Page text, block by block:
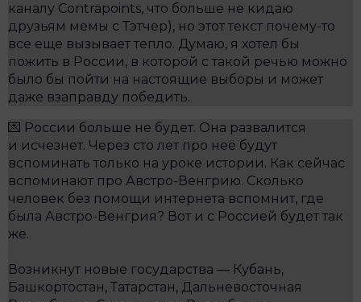
каналу Contrapoints, что больше не кидаю
друзьям мемы с Тэтчер), но этот текст почему-то
все еще вызывает тепло. Думаю, я хотел бы
пожить в России, в которой с такой речью можно
было бы пойти на настоящие выборы и может
даже взаправду победить.
💌 России больше не будет. Она развалится
и исчезнет. Через сто лет про неё будут
вспоминать только на уроке истории. Как сейчас
вспоминают про Австро-Венгрию. Сколько
человек без помощи интернета вспомнит, где
была Австро-Венгрия? Вот и с Россией будет так
же.
Возникнут новые государства — Кубань,
Башкортостан, Татарстан, Дальневосточная